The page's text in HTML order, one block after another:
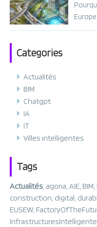
?
Categories
Actualités
BIM
Chatgpt
IA
IT
Villes intelligentes
Tags
Actualités, agoria, AIE, BIM,
construction, digital,
EUSEW,